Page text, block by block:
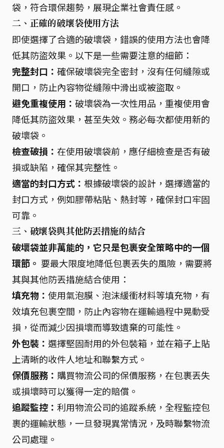
袋，符合環保趨勢，展現企業社會責任感。
二、正確的破壞袋使用方法
即使選擇了合適的破壞袋，錯誤的使用方法也會降
低其防盜效果。以下是一些需要注意的細節：
完整封口： 確保破壞袋完全密封，沒有任何縫隙或
開口，防止內容物從縫隙中滑出或被盜取。
避免重複使用： 破壞袋為一次性用品，重複使用會
降低其防盜效果，甚至失效。務必每次都使用新的
破壞袋。
檢查破損： 在使用破壞袋前，應仔細檢查是否有破
損或缺陷，確保其完整性。
適當的封口方式： 根據破壞袋的設計，選擇適當的
封口方式，例如膠帶粘貼、熱封等，確保封口牢固
可靠。
三、破壞袋與其他防丟措施的結合
破壞袋並非萬能的，它只是包裹安全策略中的一個
環節。 要最大限度地降低包裹丟失的風險，需要將
其與其他防丟措施結合使用：
填充物： 使用氣泡膜、泡沫緩衝材料等填充物，有
效填充包裹空間，防止內容物在運輸過程中晃動受
損，從而減少因損壞而導致遺棄的可能性。
外包裝： 選擇堅固耐用的外包裝箱，並在箱子上貼
上清晰的收件人地址和聯繫方式。
保價服務： 購買物流公司的保價服務，在包裹丟失
或損壞時可以獲得一定的賠償。
追蹤監控： 利用物流公司的追蹤系統，全程監控包
裹的運輸狀態，一旦發現異常情況，及時聯繫物流
公司處理。